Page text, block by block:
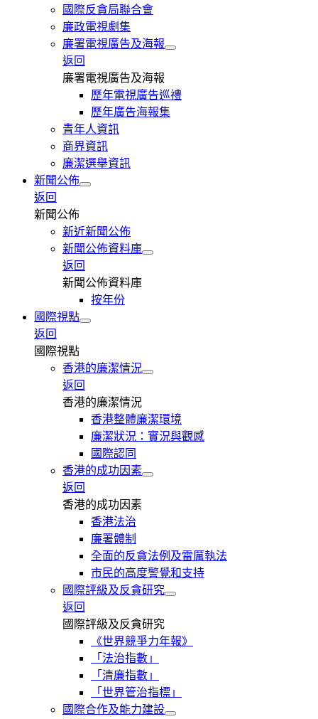
國際反貪局聯合會
廉政電視劇集
廉署電視廣告及海報
返回
廉署電視廣告及海報
歷年電視廣告巡禮
歷年廣告海報集
青年人資訊
商界資訊
廉潔選舉資訊
新聞公佈
返回
新聞公佈
新近新聞公佈
新聞公佈資料庫
返回
新聞公佈資料庫
按年份
國際視點
返回
國際視點
香港的廉潔情況
返回
香港的廉潔情況
香港整體廉潔環境
廉潔狀況：實況與觀感
國際認同
香港的成功因素
返回
香港的成功因素
香港法治
廉署體制
全面的反貪法例及雷厲執法
市民的高度警覺和支持
國際評級及反貪研究
返回
國際評級及反貪研究
《世界競爭力年報》
「法治指數」
「清廉指數」
「世界管治指標」
國際合作及能力建設